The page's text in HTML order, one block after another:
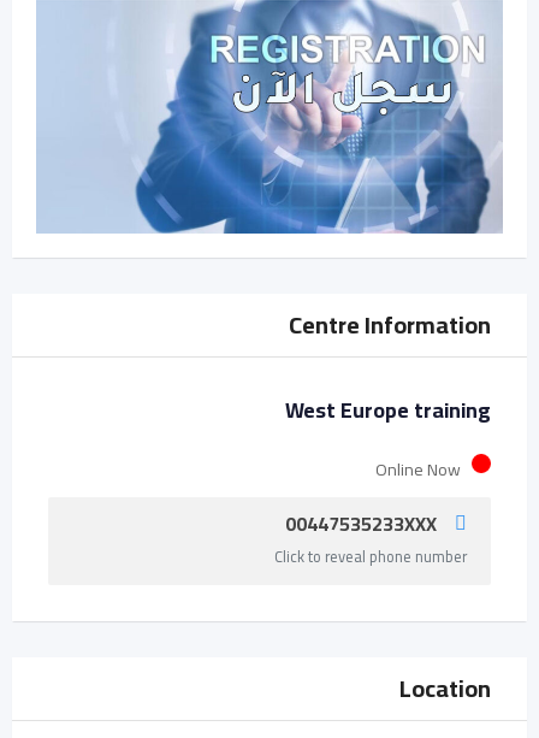
Centre Information
West Europe training
Online Now
00447535233XXX
Click to reveal phone number
Location